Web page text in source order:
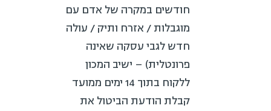
חודשים במקרה של אדם עם
מוגבלות / אזרח ותיק / עולה
חדש לגבי עסקה שאינה
פרונטלית) – ישיב המכון
ללקוח בתוך 14 ימים ממועד
קבלת הודעת הביטול את